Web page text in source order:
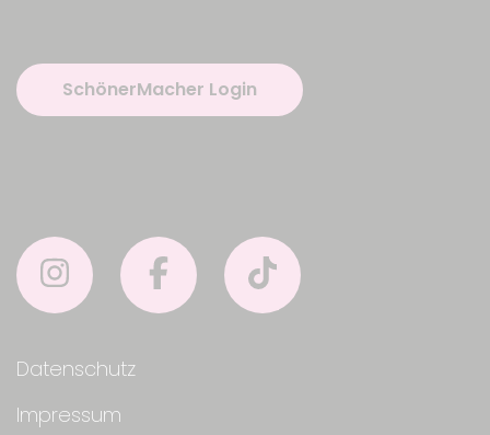
SchönerMacher Login
Datenschutz
Impressum